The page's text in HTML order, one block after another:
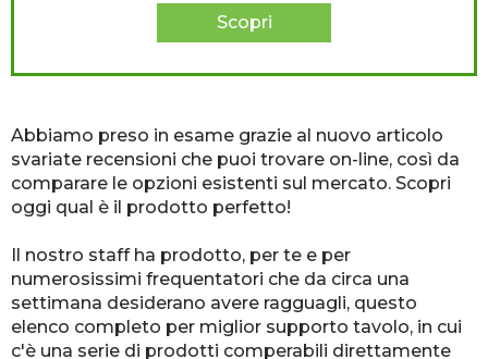
Scopri
Abbiamo preso in esame grazie al nuovo articolo
svariate recensioni che puoi trovare on-line, così da
comparare le opzioni esistenti sul mercato. Scopri
oggi qual è il prodotto perfetto!
Il nostro staff ha prodotto, per te e per
numerosissimi frequentatori che da circa una
settimana desiderano avere ragguagli, questo
elenco completo per miglior supporto tavolo, in cui
c'è una serie di prodotti comperabili direttamente